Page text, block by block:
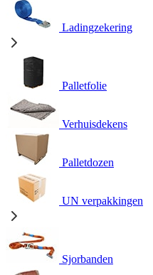
Ladingzekering
Palletfolie
Verhuisdekens
Palletdozen
UN verpakkingen
Sjorbanden